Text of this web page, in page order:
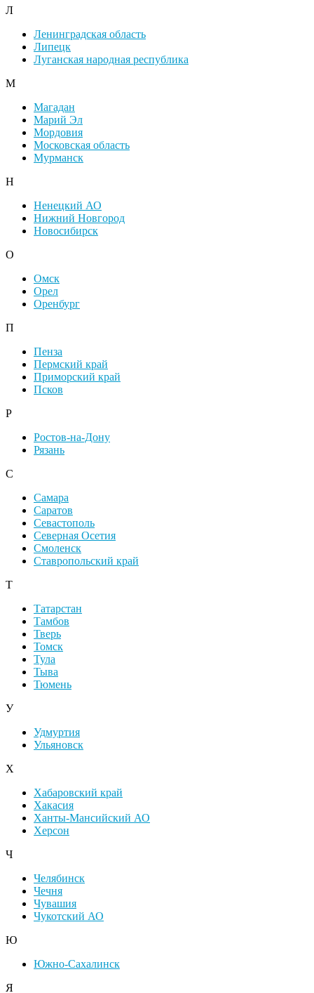
Л
Ленинградская область
Липецк
Луганская народная республика
М
Магадан
Марий Эл
Мордовия
Московская область
Мурманск
Н
Ненецкий АО
Нижний Новгород
Новосибирск
О
Омск
Орел
Оренбург
П
Пенза
Пермский край
Приморский край
Псков
Р
Ростов-на-Дону
Рязань
С
Самара
Саратов
Севастополь
Северная Осетия
Смоленск
Ставропольский край
Т
Татарстан
Тамбов
Тверь
Томск
Тула
Тыва
Тюмень
У
Удмуртия
Ульяновск
Х
Хабаровский край
Хакасия
Ханты-Мансийский АО
Херсон
Ч
Челябинск
Чечня
Чувашия
Чукотский АО
Ю
Южно-Сахалинск
Я